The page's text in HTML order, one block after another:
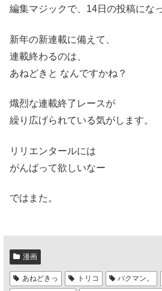
編集マジックで、14日の投稿にな
新年の新連載に備えて、
連載終わるのは、
あねどきと なんですかね？
熾烈な連載終了レースが
繰り広げられている気がします。
リリエンタールには
がんばって欲しいなー
ではまた。
漫画
あねどきっ トリコ バクマン。